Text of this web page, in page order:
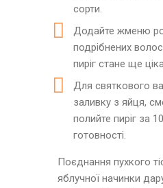
сорти.
Додайте жменю
подрібнених
пиріг стане ще
Для святкового
заливку з яйця,
полийте пиріг за
готовності.
Поєднання пухкого
яблучної начинки